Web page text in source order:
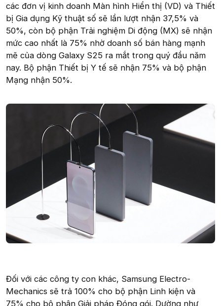
các đơn vị kinh doanh Màn hình Hiển thị (VD) và Thiết
bị Gia dụng Kỹ thuật số sẽ lần lượt nhận 37,5% và
50%, còn bộ phận Trải nghiệm Di động (MX) sẽ nhận
mức cao nhất là 75% nhờ doanh số bán hàng mạnh
mẽ của dòng Galaxy S25 ra mắt trong quý đầu năm
nay. Bộ phận Thiết bị Y tế sẽ nhận 75% và bộ phận
Mạng nhận 50%.
Đối với các công ty con khác, Samsung Electro-
Mechanics sẽ trả 100% cho bộ phận Linh kiện và
75% cho bộ phận Giải pháp Đóng gói. Dường như